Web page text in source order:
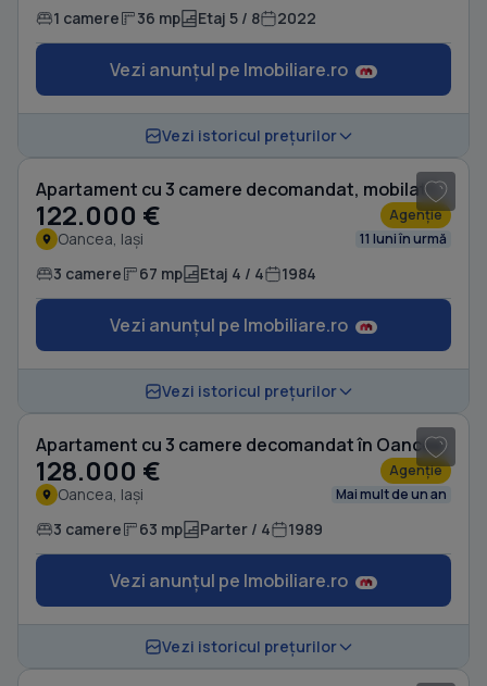
1 camere 36 mp Etaj 5 / 8 2022
Vezi anunțul pe Imobiliare.ro
Vezi istoricul prețurilor
Apartament cu 3 camere decomandat, mobilat în Oancea
122.000 € Agenție
Oancea, Iași 11 luni în urmă
3 camere 67 mp Etaj 4 / 4 1984
Vezi anunțul pe Imobiliare.ro
Vezi istoricul prețurilor
Apartament cu 3 camere decomandat în Oancea
128.000 € Agenție
Oancea, Iași Mai mult de un an
3 camere 63 mp Parter / 4 1989
Vezi anunțul pe Imobiliare.ro
Vezi istoricul prețurilor